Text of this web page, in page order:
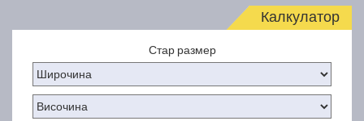
Калкулатор
Стар размер